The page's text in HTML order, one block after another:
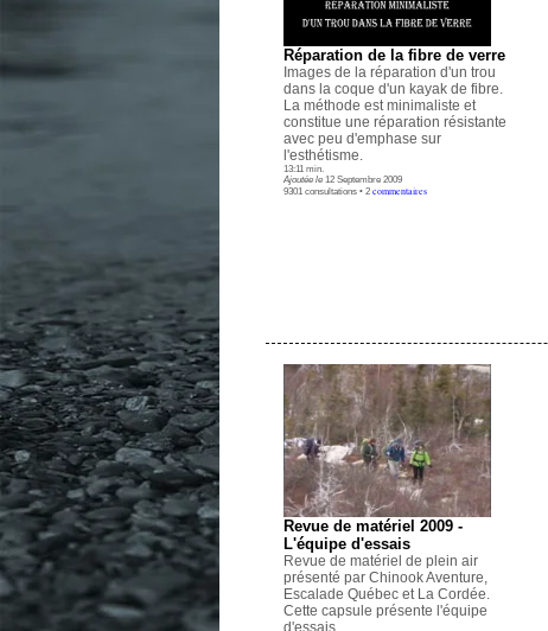
Réparation de la fibre de verre
Images de la réparation d'un trou
dans la coque d'un kayak de fibre.
La méthode est minimaliste et
constitue une réparation résistante
avec peu d'emphase sur
l'esthétisme.
13:11 min.
Ajoutée le 12 Septembre 2009
9301 consultations • 2 commentaires
Revue de matériel 2009 -
L'équipe d'essais
Revue de matériel de plein air
présenté par Chinook Aventure,
Escalade Québec et La Cordée.
Cette capsule présente l'équipe
d'essais.